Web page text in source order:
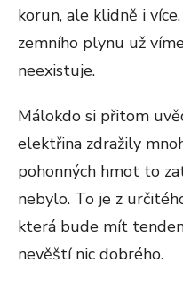
korun, ale klidně i
zemního plynu už
neexistuje.
Málokdo si přitom
elektřina zdražily
pohonných hmot to
nebylo. To je z
která bude mít
nevěští nic dobrého.